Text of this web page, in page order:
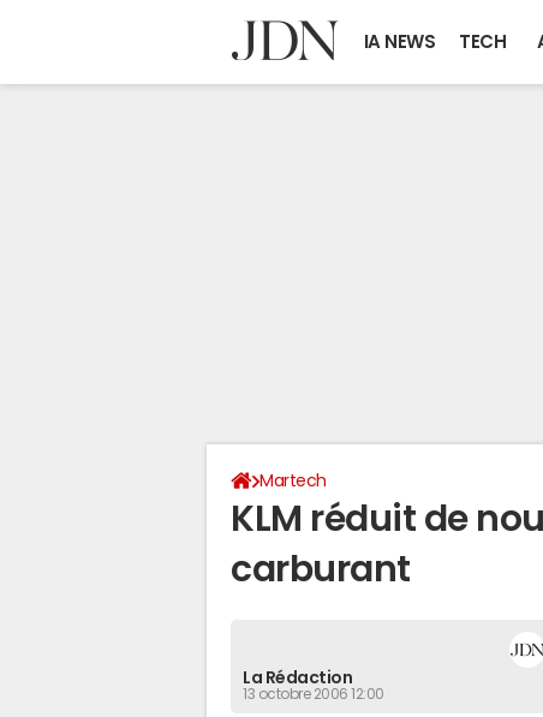
IA NEWS TECH
Martech
KLM réduit de
carburant
La Rédaction
13 octobre 2006 12:00